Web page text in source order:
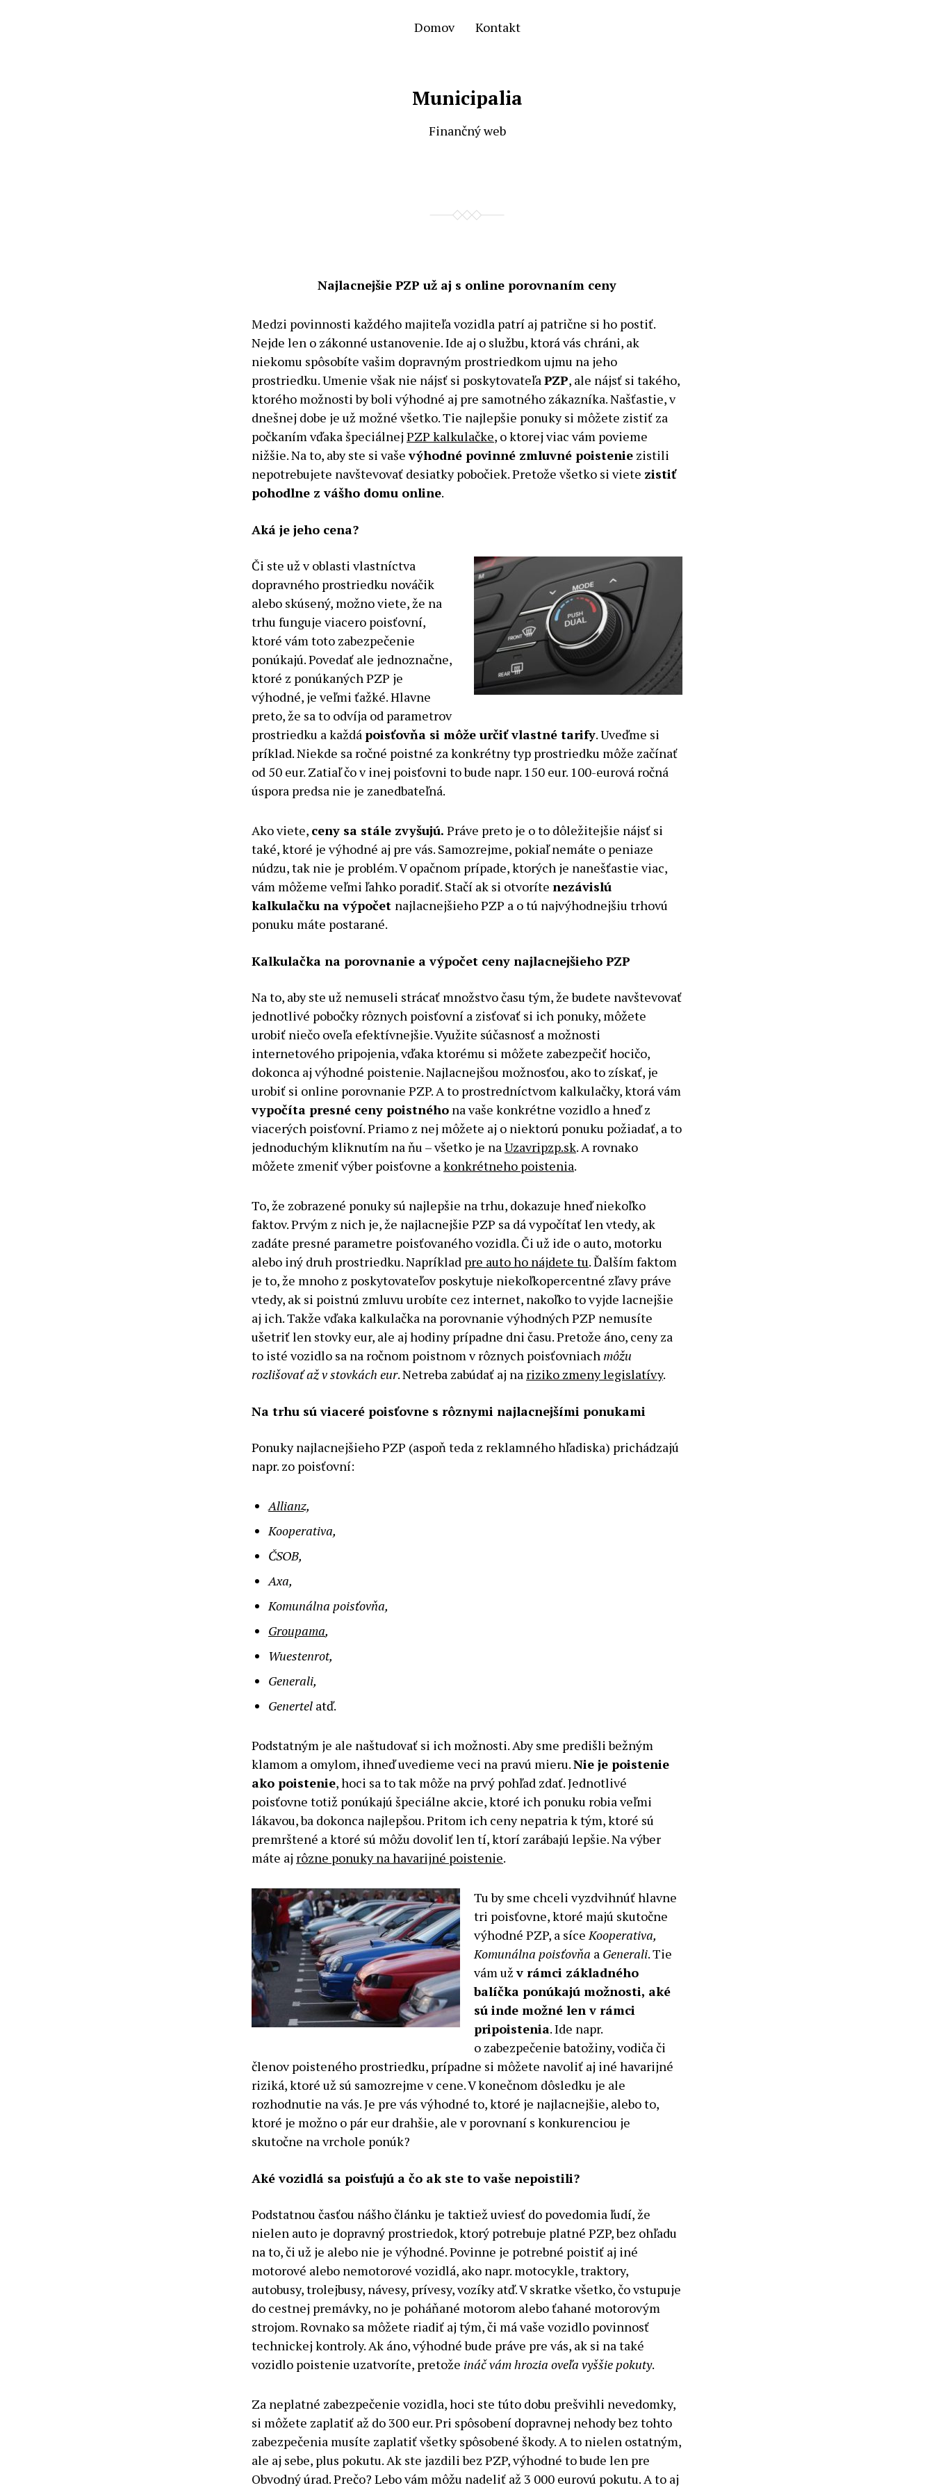
Domov Kontakt
Municipalia
Finančný web
Najlacnejšie PZP už aj s online porovnaním ceny
Medzi povinnosti každého majiteľa vozidla patrí aj patrične si ho postiť.
Nejde len o zákonné ustanovenie. Ide aj o službu, ktorá vás chráni, ak
niekomu spôsobíte vašim dopravným prostriedkom ujmu na jeho
prostriedku. Umenie však nie nájsť si poskytovateľaPZP, ale nájsť si takého,
ktorého možnosti by boli výhodné aj pre samotného zákazníka. Našťastie, v
dnešnej dobe je už možné všetko. Tie najlepšie ponuky si môžete zistiť za
počkaním vďaka špeciálnej PZP kalkulačke, o ktorej viac vám povieme
nižšie. Na to, aby ste si vaševýhodné povinné zmluvné poistenie zistili
nepotrebujete navštevovať desiatky pobočiek. Pretože všetko si viete zistiť
pohodlne z vášho domu online.
Aká je jeho cena?
Či ste už v oblasti vlastníctva
dopravného prostriedku nováčik
alebo skúsený, možno viete, že na
trhu funguje viacero poisťovní,
ktoré vám toto zabezpečenie
ponúkajú. Povedať ale jednoznačne,
ktoré z ponúkaných PZP je
výhodné, je veľmi ťažké. Hlavne
preto, že sa to odvíja od parametrov
prostriedku a každápoisťovňa si môže určiť vlastné tarify. Uveďme si
príklad. Niekde sa ročné poistné za konkrétny typ prostriedku môže začínať
od 50 eur. Zatiaľ čo v inej poisťovni to bude napr. 150 eur. 100-eurová ročná
úspora predsa nie je zanedbateľná.
Ako viete, ceny sa stále zvyšujú. Práve preto je o to dôležitejšie nájsť si
také, ktoré je výhodné aj pre vás. Samozrejme, pokiaľ nemáte o peniaze
núdzu, tak nie je problém. V opačnom prípade, ktorých je nanešťastie viac,
vám môžeme veľmi ľahko poradiť. Stačí ak si otvoríte nezávislú
kalkulačku na výpočet najlacnejšieho PZP a o tú najvýhodnejšiu trhovú
ponuku máte postarané.
Kalkulačka na porovnanie a výpočet ceny najlacnejšieho PZP
Na to, aby ste už nemuseli strácať množstvo času tým, že budete navštevovať
jednotlivé pobočky rôznych poisťovní a zisťovať si ich ponuky, môžete
urobiť niečo oveľa efektívnejšie. Využite súčasnosť a možnosti
internetového pripojenia, vďaka ktorému si môžete zabezpečiť hocičo,
dokonca aj výhodné poistenie. Najlacnejšou možnosťou, ako to získať, je
urobiť si online porovnanie PZP. A to prostredníctvom kalkulačky, ktorá vám
vypočíta presné ceny poistného na vaše konkrétne vozidlo a hneď z
viacerých poisťovní. Priamo z nej môžete aj o niektorú ponuku požiadať, a to
jednoduchým kliknutím na ňu – všetko je naUzavripzp.sk. A rovnako
môžete zmeniť výber poisťovne akonkrétneho poistenia.
To, že zobrazené ponuky sú najlepšie na trhu, dokazuje hneď niekoľko
faktov. Prvým z nich je, že najlacnejšie PZP sa dá vypočítať len vtedy, ak
zadáte presné parametre poisťovaného vozidla. Či už ide o auto, motorku
alebo iný druh prostriedku. Napríklad pre auto ho nájdete tu. Ďalším faktom
je to, že mnoho z poskytovateľov poskytuje niekoľkopercentné zľavy práve
vtedy, ak si poistnú zmluvu urobíte cez internet, nakoľko to vyjde lacnejšie
aj ich. Takže vďaka kalkulačka na porovnanie výhodných PZP nemusíte
ušetriť len stovky eur, ale aj hodiny prípadne dni času. Pretože áno, ceny za
to isté vozidlo sa na ročnom poistnom v rôznych poisťovniachmôžu
rozlišovať až v stovkách eur. Netreba zabúdať aj na riziko zmeny legislatívy.
Na trhu sú viaceré poisťovne s rôznymi najlacnejšími ponukami
Ponuky najlacnejšieho PZP (aspoň teda z reklamného hľadiska) prichádzajú
napr. zo poisťovní:
Allianz,
Kooperativa,
ČSOB,
Axa,
Komunálna poisťovňa,
Groupama,
Wuestenrot,
Generali,
Genertel atď.
Podstatným je ale naštudovať si ich možnosti. Aby sme predišli bežným
klamom a omylom, ihneď uvedieme veci na pravú mieru.Nie je poistenie
ako poistenie, hoci sa to tak môže na prvý pohľad zdať. Jednotlivé
poisťovne totiž ponúkajú špeciálne akcie, ktoré ich ponuku robia veľmi
lákavou, ba dokonca najlepšou. Pritom ich ceny nepatria k tým, ktoré sú
premrštené a ktoré sú môžu dovoliť len tí, ktorí zarábajú lepšie. Na výber
máte aj rôzne ponuky na havarijné poistenie.
Tu by sme chceli vyzdvihnúť hlavne
tri poisťovne, ktoré majú skutočne
výhodné PZP, a síceKooperativa,
Komunálna poisťovňa a Generali. Tie
vám užv rámci základného
balíčka ponúkajú možnosti, aké
sú inde možné len v rámci
pripoistenia. Ide napr.
o zabezpečenie batožiny, vodiča či
členov poisteného prostriedku, prípadne si môžete navoliť aj iné havarijné
riziká, ktoré už sú samozrejme v cene. V konečnom dôsledku je ale
rozhodnutie na vás. Je pre vás výhodné to, ktoré je najlacnejšie, alebo to,
ktoré je možno o pár eur drahšie, ale v porovnaní s konkurenciou je
skutočne na vrchole ponúk?
Aké vozidlá sa poisťujú a čo ak ste to vaše nepoistili?
Podstatnou časťou nášho článku je taktiež uviesť do povedomia ľudí, že
nielen auto je dopravný prostriedok, ktorý potrebuje platné PZP, bez ohľadu
na to, či už je alebo nie je výhodné. Povinne je potrebné poistiť aj iné
motorové alebo nemotorové vozidlá, ako napr. motocykle, traktory,
autobusy, trolejbusy, návesy, prívesy, vozíky atď. V skratke všetko, čo vstupuje
do cestnej premávky, no je poháňané motorom alebo ťahané motorovým
strojom. Rovnako sa môžete riadiť aj tým, či má vaše vozidlo povinnosť
technickej kontroly. Ak áno, výhodné bude práve pre vás, ak si na také
vozidlo poistenie uzatvoríte, pretože ináč vám hrozia oveľa vyššie pokuty.
Za neplatné zabezpečenie vozidla, hoci ste túto dobu prešvihli nevedomky,
si môžete zaplatiť až do 300 eur. Pri spôsobení dopravnej nehody bez tohto
zabezpečenia musíte zaplatiť všetky spôsobené škody. A to nielen ostatným,
ale aj sebe, plus pokutu. Ak ste jazdili bez PZP, výhodné to bude len pre
Obvodný úrad. Prečo? Lebo vám môžu nadeliť až 3 000 eurovú pokutu. A to aj